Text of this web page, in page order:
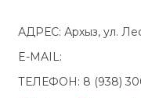
АДРЕС: Архыз, ул.
E-MAIL:
ТЕЛЕФОН: 8 (938)